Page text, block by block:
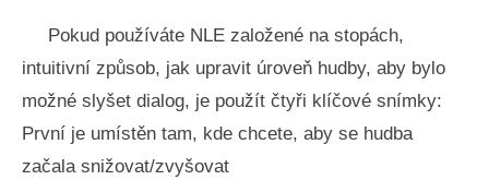
Pokud používáte NLE založené na stopách,
intuitivní způsob, jak upravit úroveň hudby, aby bylo
možné slyšet dialog, je použít čtyři klíčové snímky:
První je umístěn tam, kde chcete, aby se hudba
začala snižovat/zvyšovat